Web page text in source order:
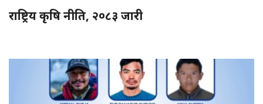
राष्ट्रिय कृषि नीति, २०८३ जारी